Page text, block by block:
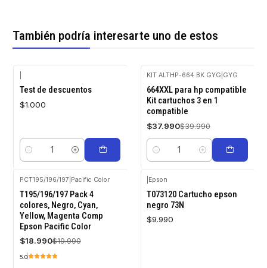
También podría interesarte uno de estos
Test de descuentos
$1.000
Cantidad
-5%
OFF
KIT ALTHP-664 BK GYG GYG
664XXL para hp compatible
Kit cartuchos 3 en 1
compatible
$37.990$39.990
Cantidad
-5%
OFF
PCT195/196/197 Pacific Color
T195/196/197 Pack 4
colores, Negro, Cyan,
Yellow, Magenta Comp
Epson Pacific Color
$18.990$19.990
5.0
Epson
T073120 Cartucho epson
negro 73N
$9.990